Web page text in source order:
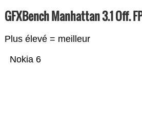
GFXBench Manhattan 3.1 Off.
Plus élevé = meilleur
Nokia 6